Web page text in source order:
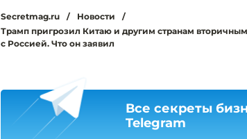
Secretmag.ru / Новости
/
Трамп пригрозил Китаю и другим странам
с Россией. Что он заявил
Все секреты
Telegram